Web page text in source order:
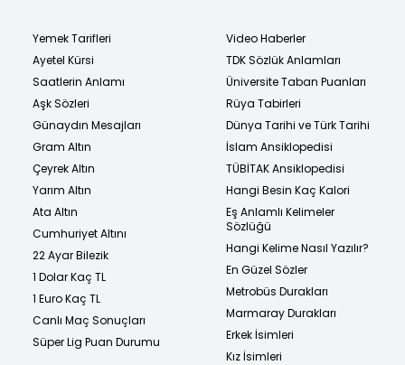
Yemek Tarifleri
Ayetel Kürsi
Saatlerin Anlamı
Aşk Sözleri
Günaydın Mesajları
Gram Altın
Çeyrek Altın
Yarım Altın
Ata Altın
Cumhuriyet Altını
22 Ayar Bilezik
1 Dolar Kaç TL
1 Euro Kaç TL
Canlı Maç Sonuçları
Süper Lig Puan Durumu
Video Haberler
TDK Sözlük Anlamları
Üniversite Taban Puanları
Rüya Tabirleri
Dünya Tarihi ve Türk Tarihi
İslam Ansiklopedisi
TÜBİTAK Ansiklopedisi
Hangi Besin Kaç Kalori
Eş Anlamlı Kelimeler
Sözlüğü
Hangi Kelime Nasıl Yazılır?
En Güzel Sözler
Metrobüs Durakları
Marmaray Durakları
Erkek İsimleri
Kız İsimleri